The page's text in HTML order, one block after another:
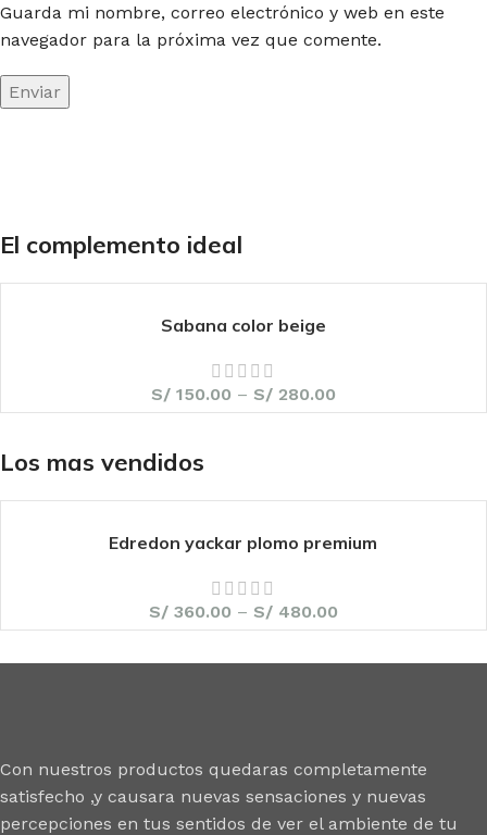
Guarda mi nombre, correo electrónico y web en este
navegador para la próxima vez que comente.
El complemento ideal
Sabana color beige
S/150.00 – S/280.00
Los mas vendidos
Edredon yackar plomo premium
S/360.00 – S/480.00
Con nuestros productos quedaras completamente
satisfecho ,y causara nuevas sensaciones y nuevas
percepciones en tus sentidos de ver el ambiente de tu